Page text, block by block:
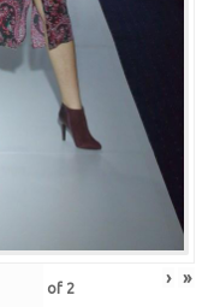
of 2 › »